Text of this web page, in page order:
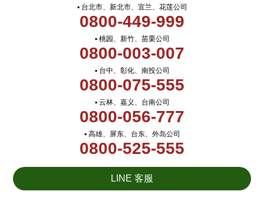
▪ 台北市、新北市、宜兰、花莲公司
0800-449-999
▪ 桃园、新竹、苗栗公司
0800-003-007
▪ 台中、彰化、南投公司
0800-075-555
▪ 云林、嘉义、台南公司
0800-056-777
▪ 高雄、屏东、台东、外岛公司
0800-525-555
LINE 客服